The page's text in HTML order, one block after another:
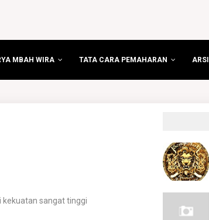
MBAH WIRA TATA CARA PEMAHARAN
kekuatan sangat tinggi